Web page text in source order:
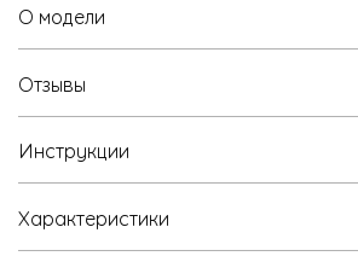
О модели
Отзывы
Инструкции
Характеристики